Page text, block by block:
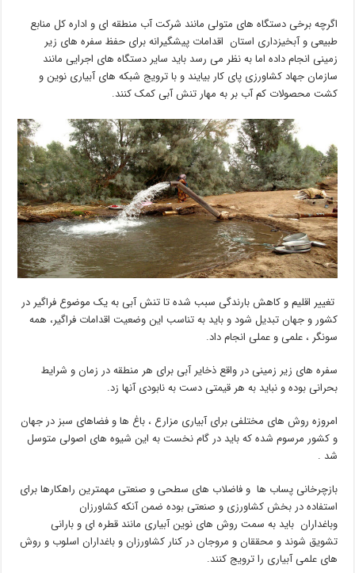
اگرچه برخی دستگاه های متولی مانند شرکت آب منطقه ای و اداره کل منابع
طبیعی و آبخیزداری استان اقدامات پیشگیرانه برای حفظ سفره های زیر
زمینی انجام داده اما به نظر می رسد باید سایر دستگاه های اجرایی مانند
سازمان جهاد کشاورزی پای کار بیایند و با ترویج شبکه های آبیاری نوین و
کشت محصولات کم آب بر به مهار تنش آبی کمک کنند.
تغییر اقلیم و کاهش بارندگی سبب شده تا تنش آبی به یک موضوع فراگیر در
کشور و جهان تبدیل شود و باید به تناسب این وضعیت اقدامات فراگیر، همه
سونگر ، علمی و عملی انجام داد.
سفره های زیر زمینی در واقع ذخایر آبی برای هر منطقه در زمان و شرایط
بحرانی بوده و نباید به هر قیمتی دست به نابودی آنها زد.
امروزه روش های مختلفی برای آبیاری مزارع ، باغ ها و فضاهای سبز در جهان
و کشور مرسوم شده که باید در گام نخست به این شیوه های اصولی متوسل
شد .
بازچرخانی پساب ها و فاضلاب های سطحی و صنعتی مهمترین راهکارها برای
استفاده در بخش کشاورزی و صنعتی بوده ضمن آنکه کشاورزان
وباغداران باید به سمت روش های نوین آبیاری مانند قطره ای و بارانی
تشویق شوند و محققان و مروجان در کنار کشاورزان و باغداران اسلوب و روش
های علمی آبیاری را ترویج کنند.